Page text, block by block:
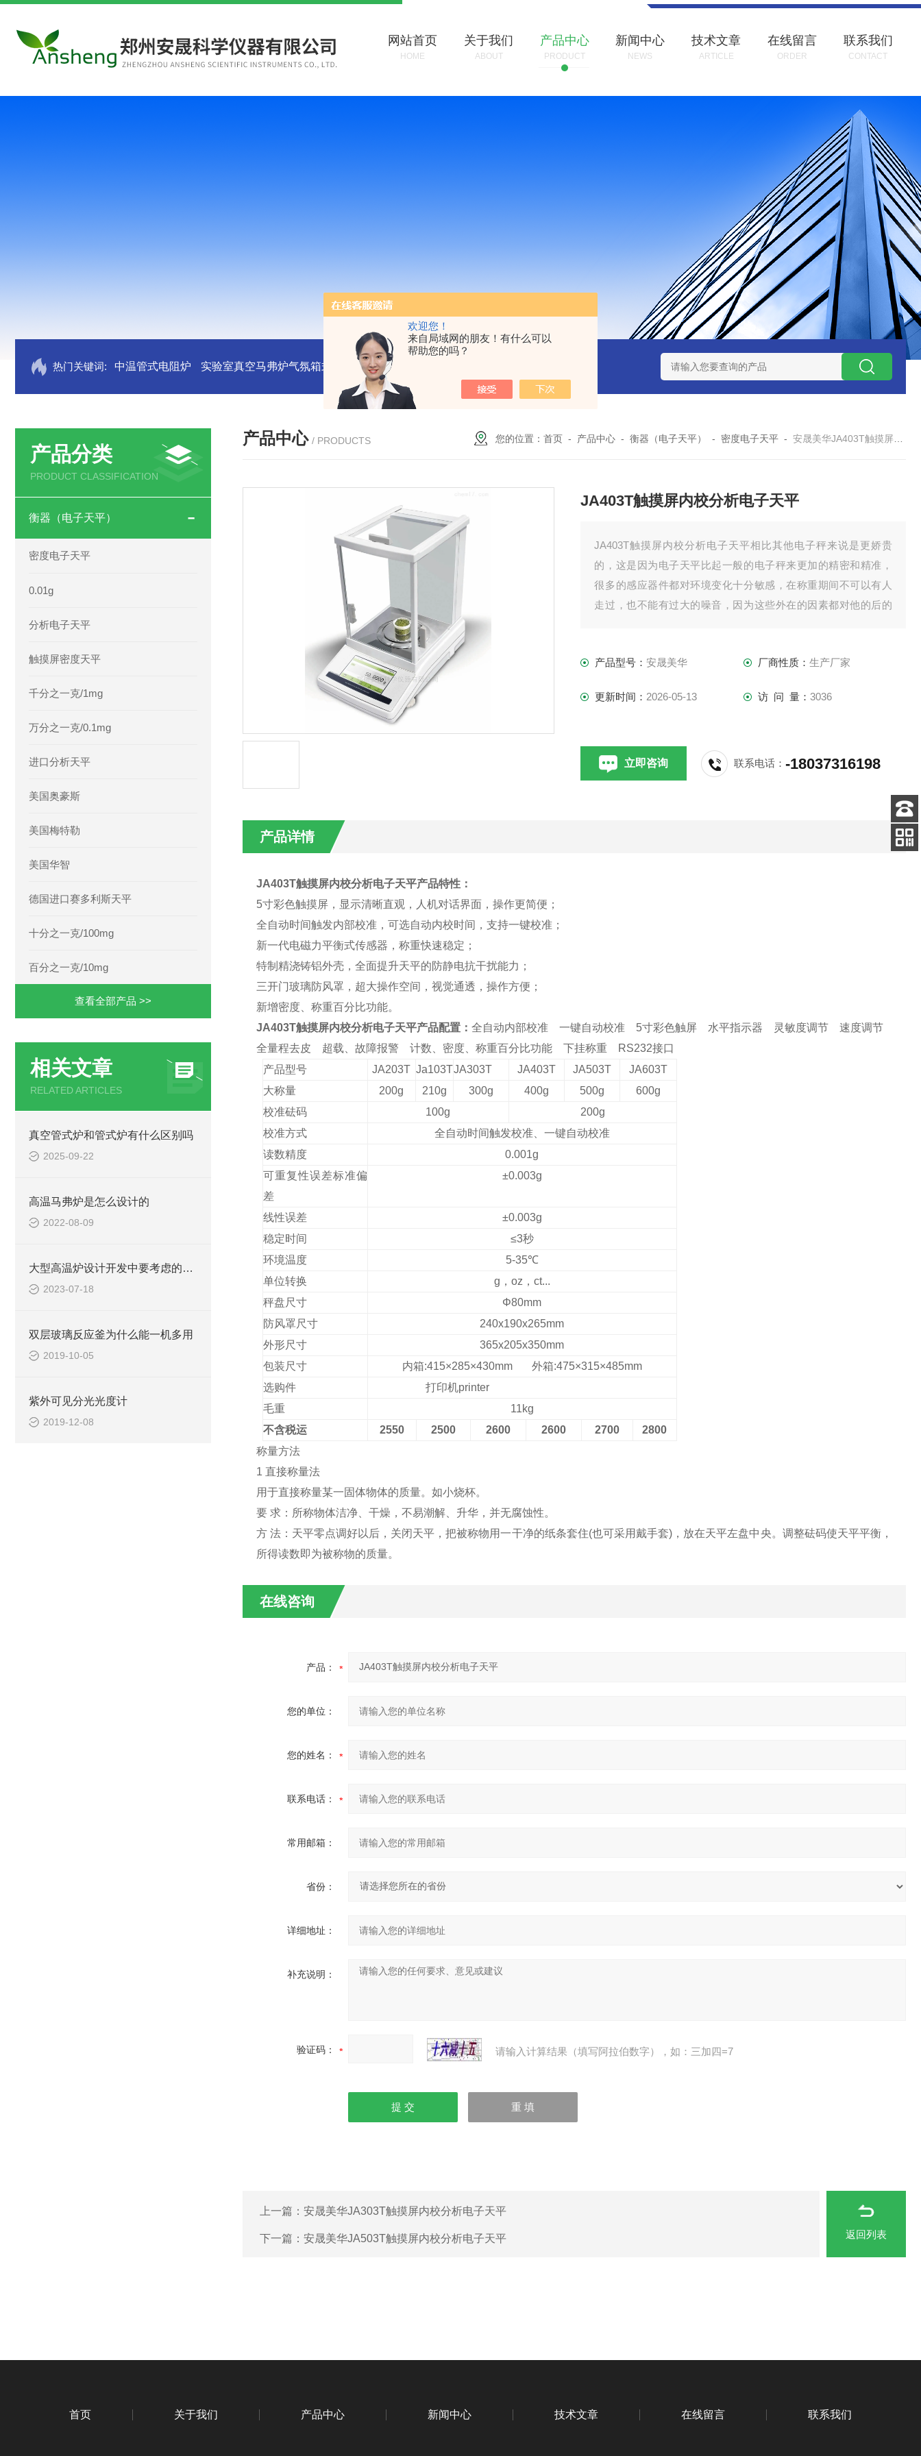
欢迎您！
来自局域网的朋友！有什么可以
帮助您的吗？
网站首页
HOME
关于我们
ABOUT
产品中心
PRODUCT
新闻中心
NEWS
技术文章
ARTICLE
在线留言
ORDER
联系我们
CONTACT
热门关键词: 中温管式电阻炉 实验室真空马弗炉气氛箱式炉厂家 灰分测定马弗炉-郑州安晟科学仪器 SX2-9-17TP高温实验用热失重马弗炉 实验室小型高温马弗炉 陶瓷纤维
产品分类
PRODUCT CLASSIFICATION
衡器（电子天平）
密度电子天平
0.01g
分析电子天平
触摸屏密度天平
千分之一克/1mg
万分之一克/0.1mg
进口分析天平
美国奥豪斯
美国梅特勒
美国华智
德国进口赛多利斯天平
十分之一克/100mg
百分之一克/10mg
查看全部产品 >>
相关文章
RELATED ARTICLES
真空管式炉和管式炉有什么区别吗
2025-09-22
高温马弗炉是怎么设计的
2022-08-09
大型高温炉设计开发中要考虑的因素
2023-07-18
双层玻璃反应釜为什么能一机多用
2019-10-05
紫外可见分光光度计
2019-12-08
产品中心 / PRODUCTS 您的位置：首页 - 产品中心 -衡器（电子天平） - 密度电子天平 -安晟美华JA403T触摸屏内校分析电子天平
JA403T触摸屏内校分析电子天平
JA403T触摸屏内校分析电子天平相比其他电子秤来说是更娇贵
的，这是因为电子天平比起一般的电子秤来更加的精密和精准，
很多的感应器件都对环境变化十分敏感，在称重期间不可以有人
走过，也不能有过大的噪音，因为这些外在的因素都对他的后的
产品型号：安晟美华 厂商性质： 生产厂家
更新时间： 2026-05-13 访 问 量： 3036
立即咨询 联系电话：-18037316198
产品详情
JA403T触摸屏内校分析电子天平产品特性：
5寸彩色触摸屏，显示清晰直观，
人机对话界面，操作更简便 ；
全自动时间触发内部校准，可选自动内校时间，支持一键校准；
新一代电磁力平衡式传感器，称重快速稳定；
特制精浇铸铝外壳，全面提升天平的防静电抗干扰能力 ；
三开门玻璃防风罩， 超大操作空间 ，视觉通透，操作方便 ；
新增密度、称重百分比功能。
JA403T触摸屏内校分析电子天平产品配置： 全自动内部校准一键自动校准 5寸彩色触屏水平指示器 灵敏度调节速度调节
全量程去皮 超载、故障报警 计数、 密度、称重百分比功能 下挂称重 RS232接口
产品型号 JA203T Ja103TJA303T JA403T JA503T
JA603T
大称量
200g 210g 300g 400g 500g
600g
校准砝码
100g
200g
校准方式
全自动时间触发校准、一键自动校准
读数精度
0.001g
可重复性误差标准偏
差
±0.003g
线性误差
±0.003g
稳定时间 ≤3秒
环境温度
5-35℃
单位转换
g，oz，ct...
秤盘尺寸
Φ80mm
防风罩尺寸
240x190x265mm
外形尺寸
365x205x350mm
包装尺寸
内箱:415×285×430mm 外箱:475×315×485mm
选购件
打印机printer
毛重
11kg
不含税运
2550 2500 2600 2600 2700
2800
称量方法
1 直接称量法
用于直接称量某一固体物体的质量。如小烧杯。
要 求：所称物体洁净、干燥，不易潮解、升华，并无腐蚀性。
方 法：天平零点调好以后，关闭天平，把被称物用一干净的纸条套住(也可采用戴手套)，放在天平左盘中央。调整砝码使天平平衡，
所得读数即为被称物的质量。
在线咨询
产品：
您的单位：
您的姓名：
联系电话：
常用邮箱：
省份：
详细地址：
补充说明：
验证码： 请输入计算结果（填写阿拉伯数字），如：三加四=7
上一篇： 安晟美华JA303T触摸屏内校分析电子天平
下一篇： 安晟美华JA503T触摸屏内校分析电子天平 返回列表
首页 关于我们 产品中心 新闻中心 技术文章 在线留言 联系我们
客服
电话